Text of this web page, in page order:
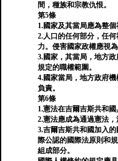
間，種族和宗教仇恨。
第5條
1.國家及其當局應為整
2.人口的任何部分，任
力。侵害國家政權應視為
3.國家，其當局，地方
規定的職權範圍。
4.國家當局，地方政府
負責。
第6條
1.憲法在吉爾吉斯共和
2.憲法應成為通過憲法，
3.吉爾吉斯共和國加入
際公認的國際法原則和
組成部分。